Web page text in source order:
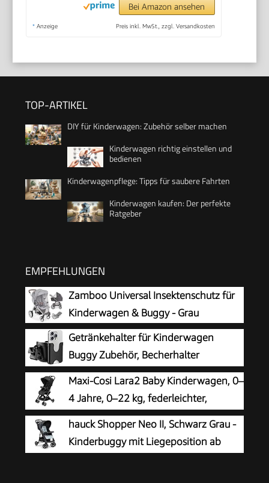
Bei Amazon ansehen
* Anzeige Preis inkl. MwSt., zzgl. Versandkosten
TOP-ARTIKEL
DIY für Kinderwagen: Zubehör selber machen
Kinderwagen richtig einstellen und
bedienen
Kinderwagenpflege: Tipps für saubere Fahrten
Kinderwagen kaufen: Der perfekte
Ratgeber
EMPFEHLUNGEN
Zamboo Universal Insektenschutz für
Kinderwagen & Buggy - Grau
Getränkehalter für Kinderwagen
Buggy Zubehör, Becherhalter
Kinderwagen
Maxi-Cosi Lara2 Baby Kinderwagen, 0–
4 Jahre, 0–22 kg, federleichter,
kompakter Buggy, 3 Liegepositionen,
flache Liegeposition, klein zusammenklappbar,
Schultergurt, Essential Black
hauck Shopper Neo II, Schwarz Grau -
Kinderbuggy mit Liegeposition ab